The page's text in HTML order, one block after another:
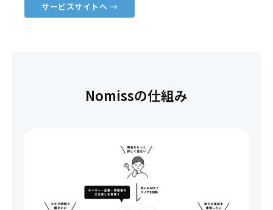
サービスサイトへ →
Nomissの仕組み